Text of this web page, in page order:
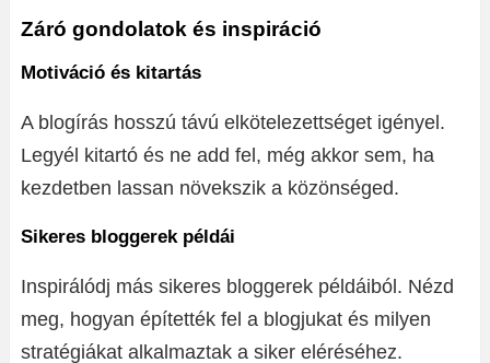
Záró gondolatok és inspiráció
Motiváció és kitartás
A blogírás hosszú távú elkötelezettséget igényel.
Legyél kitartó és ne add fel, még akkor sem, ha
kezdetben lassan növekszik a közönséged.
Sikeres bloggerek példái
Inspirálódj más sikeres bloggerek példáiból. Nézd
meg, hogyan építették fel a blogjukat és milyen
stratégiákat alkalmaztak a siker eléréséhez.